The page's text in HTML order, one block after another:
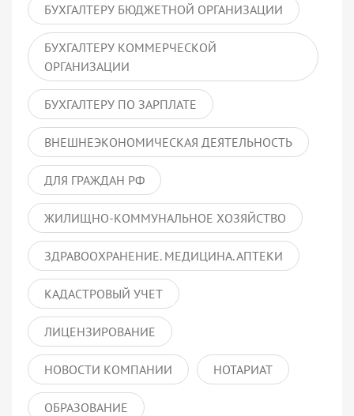
БУХГАЛТЕРУ БЮДЖЕТНОЙ ОРГАНИЗАЦИИ
БУХГАЛТЕРУ КОММЕРЧЕСКОЙ
ОРГАНИЗАЦИИ
БУХГАЛТЕРУ ПО ЗАРПЛАТЕ
ВНЕШНЕЭКОНОМИЧЕСКАЯ ДЕЯТЕЛЬНОСТЬ
ДЛЯ ГРАЖДАН РФ
ЖИЛИЩНО-КОММУНАЛЬНОЕ ХОЗЯЙСТВО
ЗДРАВООХРАНЕНИЕ. МЕДИЦИНА. АПТЕКИ
КАДАСТРОВЫЙ УЧЕТ
ЛИЦЕНЗИРОВАНИЕ
НОВОСТИ КОМПАНИИ НОТАРИАТ
ОБРАЗОВАНИЕ